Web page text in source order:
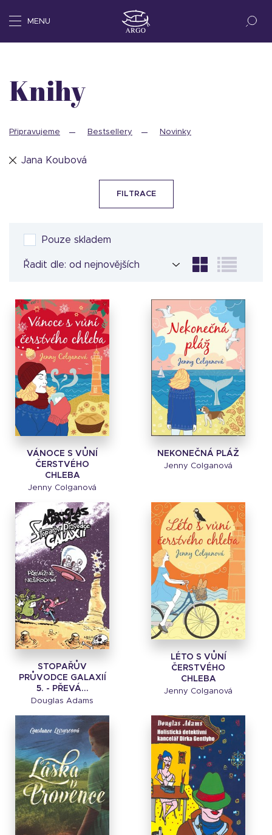
MENU
Knihy
Připravujeme Bestsellery Novinky
Jana Koubová
FILTRACE
Pouze skladem
Řadit dle:
VÁNOCE S VŮNÍ
ČERSTVÉHO
CHLEBA
Jenny Colganová
NEKONEČNÁ PLÁŽ
Jenny Colganová
STOPAŘŮV
PRŮVODCE GALAXIÍ
5. - PŘEVÁ...
Douglas Adams
LÉTO S VŮNÍ
ČERSTVÉHO
CHLEBA
Jenny Colganová